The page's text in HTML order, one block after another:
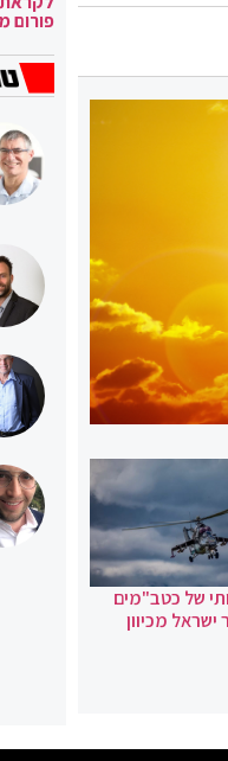
של כטב"מים
ישראל מכיוון
פורום